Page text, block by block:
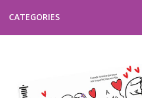
CATEGORIES